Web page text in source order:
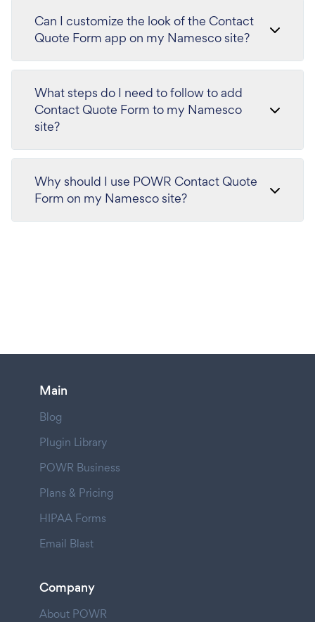
Can I customize the look of the Contact
Quote Form app on my Namesco site?
What steps do I need to follow to add
Contact Quote Form to my Namesco
site?
Why should I use POWR Contact Quote
Form on my Namesco site?
Main
Blog
Plugin Library
POWR Business
Plans & Pricing
HIPAA Forms
Email Blast
Company
About POWR